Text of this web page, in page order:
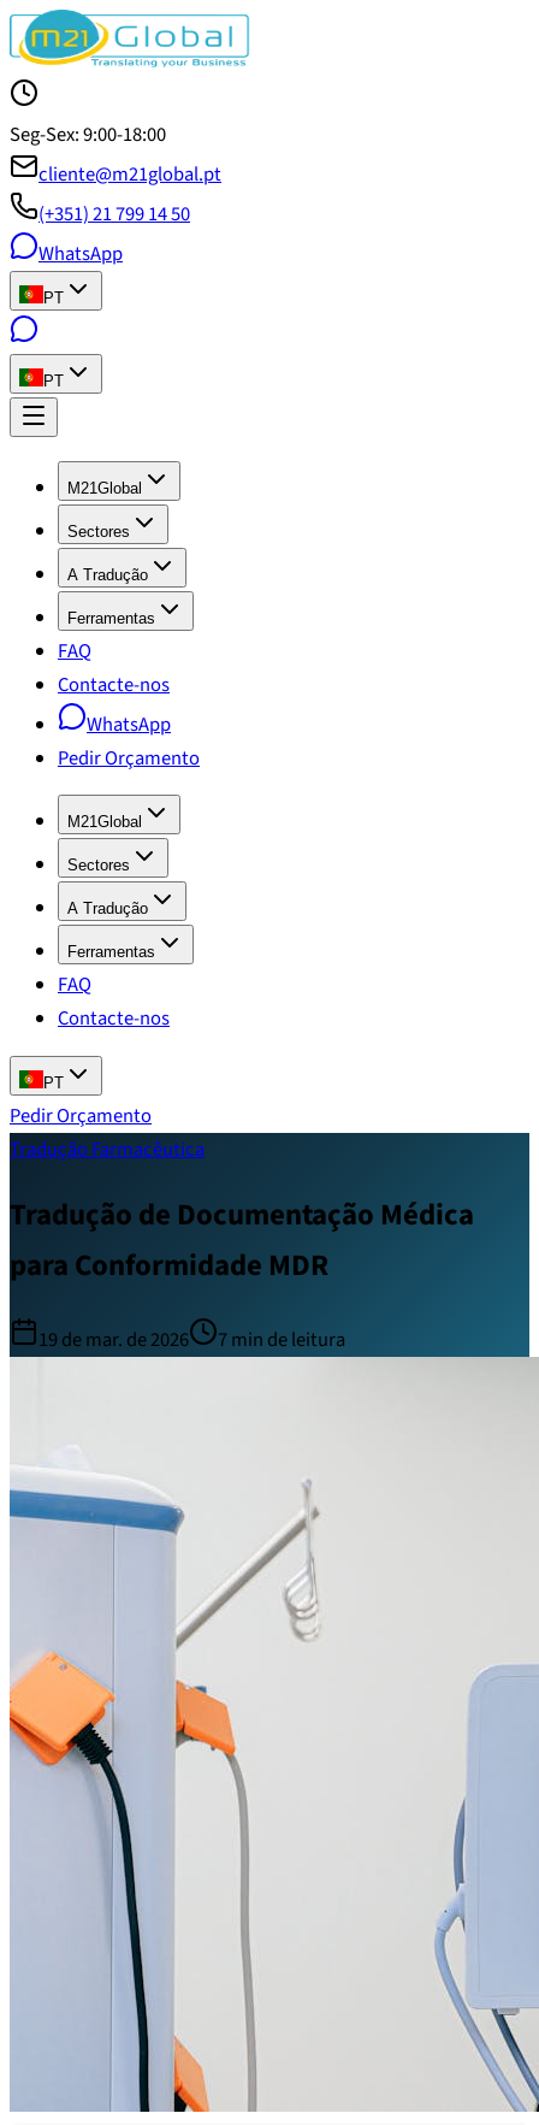
Seg-Sex: 9:00-18:00
cliente@m21global.pt
(+351) 21 799 14 50
WhatsApp
PT
PT
M21Global
Sectores
A Tradução
Ferramentas
FAQ
Contacte-nos
WhatsApp
Pedir Orçamento
M21Global
Sectores
A Tradução
Ferramentas
FAQ
Contacte-nos
PT
Pedir Orçamento
Tradução Farmacêutica
Tradução de Documentação Médica
para Conformidade MDR
19 de mar. de 2026 7min de leitura